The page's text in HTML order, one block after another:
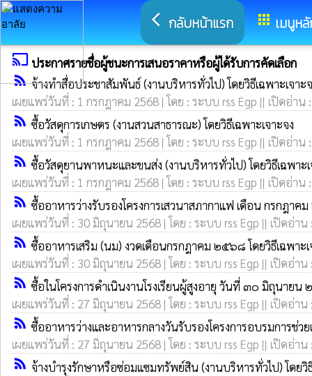
arrow_back_ios กลับหน้าแรก appsเมนูห
cast ประกาศรายชื่อผู้ชนะการเสนอราคาหรือผู้ได้รับการคัดเลือก
rss_feedจ้างทำสื่อประชาสัมพันธ์ (งานบริหารทั่วไป) โดยวิธีเฉพาะเจาะ
เผยแพร่วันที่ : 1 กรกฎาคม 2568 | โดย : ระบบ rss Egp || เปิดอ่าน
rss_feed ซื้อวัสดุการเกษตร (งานสวนสาธารณะ) โดยวิธีเฉพาะเจาะจง
เผยแพร่วันที่ : 1 กรกฎาคม 2568 | โดย : ระบบ rss Egp || เปิดอ่าน
rss_feed ซื้อวัสดุยานพาหนะและขนส่ง (งานบริหารทั่วไป) โดยวิธีเฉพาะเ
เผยแพร่วันที่ : 1 กรกฎาคม 2568 | โดย : ระบบ rss Egp || เปิดอ่าน
rss_feed ซื้ออาหารว่างรับรองโครงการเสวนาสภากาแฟ เดือน กรกฎาค
เผยแพร่วันที่ : 30 มิถุนายน 2568 | โดย : ระบบ rss Egp || เปิดอ่าน
rss_feed ซื้ออาหารเสริม (นม) งวดเดือนกรกฎาคม ๒๕๖๘ โดยวิธีเฉพาะเ
เผยแพร่วันที่ : 30 มิถุนายน 2568 | โดย : ระบบ rss Egp || เปิดอ่าน
rss_feed ซื้อในโครงการดำเนินงานโรงเรียนผู้สูงอายุ วันที่ ๓๐ มิถุนายน
เผยแพร่วันที่ : 27 มิถุนายน 2568 | โดย : ระบบ rss Egp || เปิดอ่าน
rss_feed ซื้ออาหารว่างและอาหารกลางวันรับรองโครงการอบรมการช่ว
เผยแพร่วันที่ : 27 มิถุนายน 2568 | โดย : ระบบ rss Egp || เปิดอ่าน
rss_feed จ้างบำรุงรักษาหรือซ่อมแซมทรัพย์สิน (งานบริหารทั่วไป) โดยวิ